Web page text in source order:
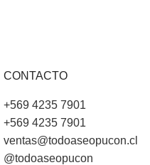
CONTACTO
+569 4235 7901
+569 4235 7901
ventas@todoaseopucon.cl
@todoaseopucon